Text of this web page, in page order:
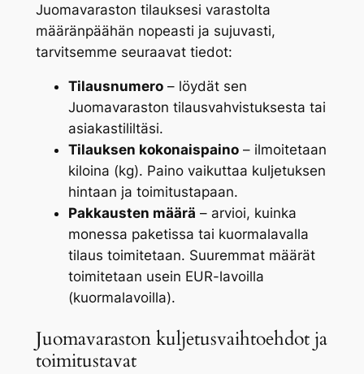
Juomavaraston tilauksesi varastolta
määränpäähän nopeasti ja sujuvasti,
tarvitsemme seuraavat tiedot:
Tilausnumero– löydät sen
Juomavaraston tilausvahvistuksesta tai
asiakastililtäsi.
Tilauksen kokonaispaino– ilmoitetaan
kiloina (kg). Paino vaikuttaa kuljetuksen
hintaan ja toimitustapaan.
Pakkausten määrä – arvioi, kuinka
monessa paketissa tai kuormalavalla
tilaus toimitetaan. Suuremmat määrät
toimitetaan usein EUR-lavoilla
(kuormalavoilla).
Juomavaraston kuljetusvaihtoehdot ja
toimitustavat